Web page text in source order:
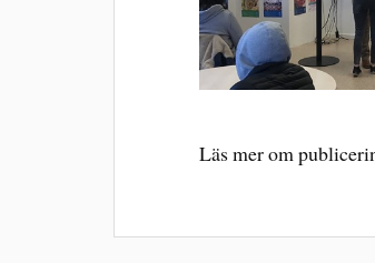
Läs mer om